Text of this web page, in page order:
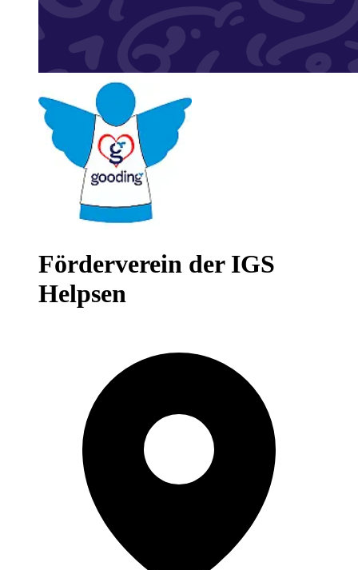
Förderverein der IGS
Helpsen